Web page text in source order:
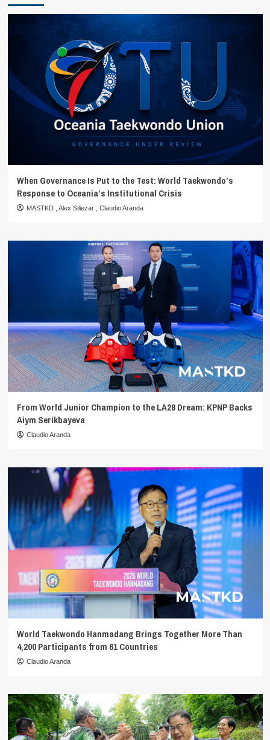
When Governance Is Put to the Test: World Taekwondo’s
Response to Oceania’s Institutional Crisis
MASTKD Alex Siliezar Claudio Aranda
From World Junior Champion to the LA28 Dream: KPNP Backs
Aiym Serikbayeva
Claudio Aranda
World Taekwondo Hanmadang Brings Together More Than
4,200 Participants from 61 Countries
Claudio Aranda